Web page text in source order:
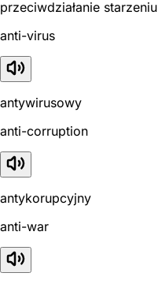
przeciwdziałanie starzeniu
anti-virus
antywirusowy
anti-corruption
antykorupcyjny
anti-war